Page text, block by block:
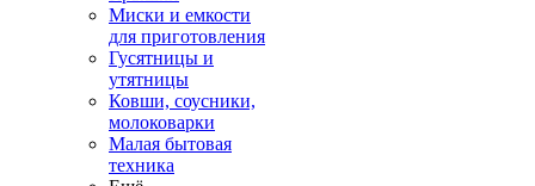
Миски и емкости
для приготовления
Гусятницы и
утятницы
Ковши, соусники,
молоковарки
Малая бытовая
техника